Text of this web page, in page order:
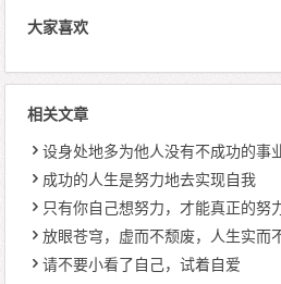
大家喜欢
相关文章
设身处地多为他人没有不成功的事
成功的人生是努力地去实现自我
只有你自己想努力，才能真正的努
放眼苍穹，虚而不颓废，人生实而
请不要小看了自己，试着自爱